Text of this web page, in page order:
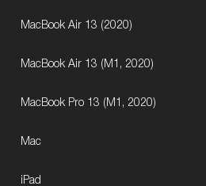
MacBook Air 13 (2020)
MacBook Air 13 (M1, 2020)
MacBook Pro 13 (M1, 2020)
Mac
iPad